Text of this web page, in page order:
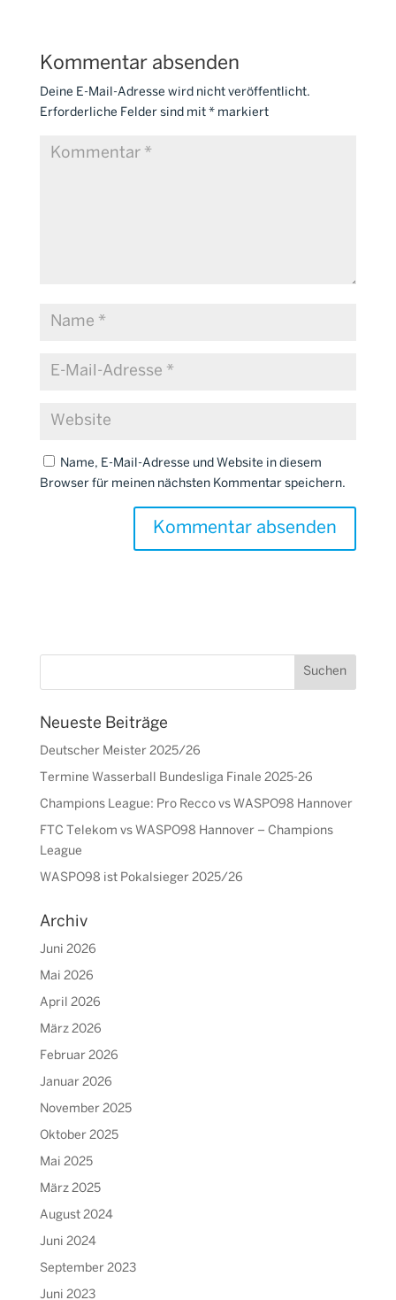
Kommentar absenden
Deine E-Mail-Adresse wird nicht veröffentlicht.
Erforderliche Felder sind mit *markiert
Name, E-Mail-Adresse und Website in diesem
Browser für meinen nächsten Kommentar speichern.
Neueste Beiträge
Deutscher Meister 2025/26
Termine Wasserball Bundesliga Finale 2025-26
Champions League: Pro Recco vs WASPO98 Hannover
FTC Telekom vs WASPO98 Hannover – Champions
League
WASPO98 ist Pokalsieger 2025/26
Archiv
Juni 2026
Mai 2026
April 2026
März 2026
Februar 2026
Januar 2026
November 2025
Oktober 2025
Mai 2025
März 2025
August 2024
Juni 2024
September 2023
Juni 2023